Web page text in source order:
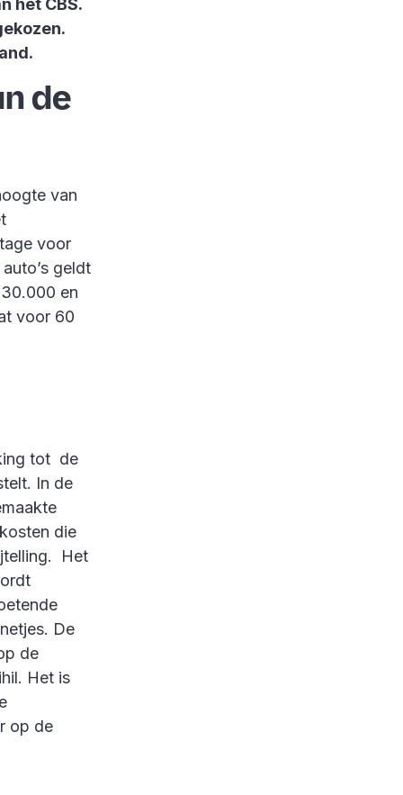
het CBS.
de
van
voor
geldt
en
voor 60
tot de
In de
die
Het
De
de
Het is
op de